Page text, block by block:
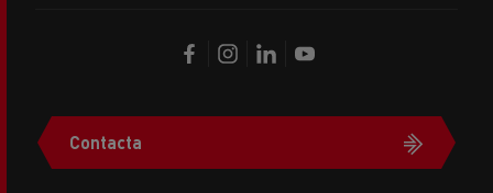
Contacta